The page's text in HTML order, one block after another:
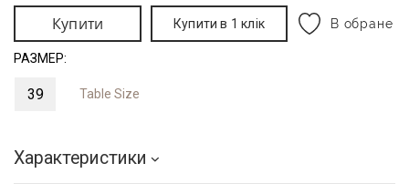
Купити Купити в 1 клік В обране
РАЗМЕР:
39 Table Size
Характеристики